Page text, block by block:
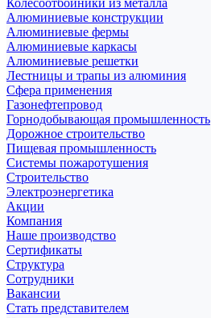
Колесоотбойники из металла
Алюминиевые конструкции
Алюминиевые фермы
Алюминиевые каркасы
Алюминиевые решетки
Лестницы и трапы из алюминия
Сфера применения
Газонефтепровод
Горнодобывающая промышленность
Дорожное строительство
Пищевая промышленность
Системы пожаротушения
Строительство
Электроэнергетика
Акции
Компания
Наше производство
Сертификаты
Структура
Сотрудники
Вакансии
Стать представителем